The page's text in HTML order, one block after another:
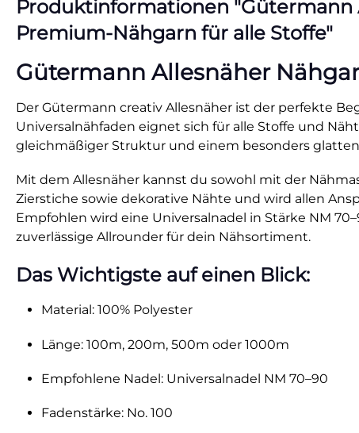
Produktinformationen "Gütermann
Premium-Nähgarn für alle Stoffe"
Gütermann Allesnäher
Der Gütermann creativ Allesnäher ist der perfekte
Universalnähfaden eignet sich für alle Stoffe und
gleichmäßiger Struktur und einem besonders
Mit dem Allesnäher kannst du sowohl mit der
Zierstiche sowie dekorative Nähte und wird allen
Empfohlen wird eine Universalnadel in Stärke NM
zuverlässige Allrounder für dein Nähsortiment.
Das Wichtigste auf einen Blick:
Material: 100% Polyester
Länge: 100m, 200m, 500m oder 1000m
Empfohlene Nadel: Universalnadel NM 70–90
Fadenstärke: No. 100